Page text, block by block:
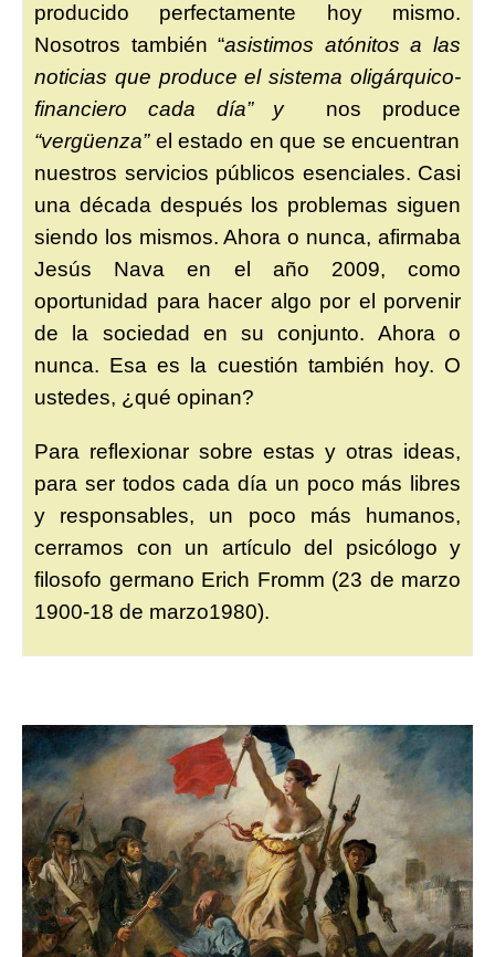
producido perfectamente hoy mismo.
Nosotros también “asistimos atónitos a las
noticias que produce el sistema oligárquico-
financiero cada día” y nos produce
“vergüenza” el estado en que se encuentran
nuestros servicios públicos esenciales. Casi
una década después los problemas siguen
siendo los mismos. Ahora o nunca, afirmaba
Jesús Nava en el año 2009, como
oportunidad para hacer algo por el porvenir
de la sociedad en su conjunto. Ahora o
nunca. Esa es la cuestión también hoy. O
ustedes, ¿qué opinan?
Para reflexionar sobre estas y otras ideas,
para ser todos cada día un poco más libres
y responsables, un poco más humanos,
cerramos con un artículo del psicólogo y
filosofo germano Erich Fromm (23 de marzo
1900-18 de marzo1980).